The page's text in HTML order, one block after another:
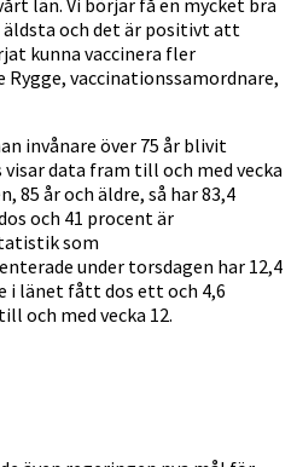
län. Vi börjar få en mycket bra
och det är positivt att
kunna vaccinera fler
vaccinationssamordnare,
invånare över 75 år blivit
data fram till och med vecka
85 år och äldre, så har 83,4
och 41 procent är
som
under torsdagen har 12,4
i länet fått dos ett och 4,6
och med vecka 12.